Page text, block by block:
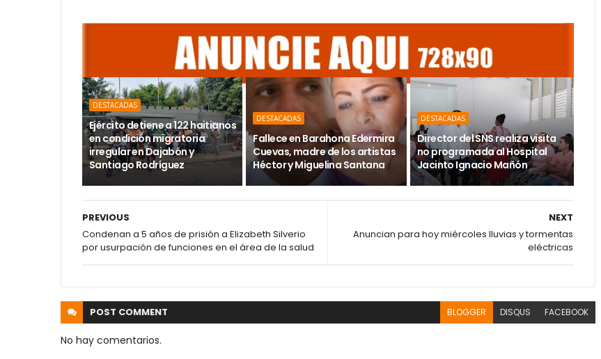
DESTACADAS
Ejército detiene a 122 haitianos
en condición migratoria
irregular en Dajabón y
Santiago Rodríguez
DESTACADAS
Fallece en Barahona Edermira
Cuevas, madre de los artistas
Héctor y Miguelina Santana
DESTACADAS
Director del SNS realiza visita
no programada al Hospital
Jacinto Ignacio Mañón
NEXT
Anuncian para hoy miércoles lluvias y tormentas
eléctricas
PREVIOUS
Condenan a 5 años de prisión a Elizabeth Silverio
por usurpación de funciones en el área de la salud
POST COMMENT BLOGGER DISQUS FACEBOOK
No hay comentarios.